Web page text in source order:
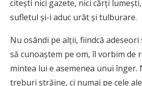
citeşti nici gazete, nici cărţi
sufletul şi-i aduc urât şi tulburare.
Nu osândi pe alţii, fiindcă
să cunoaştem pe om, îl vorbim de
mintea lui e asemenea unui înger.
treburi străine, ci numai pe cele